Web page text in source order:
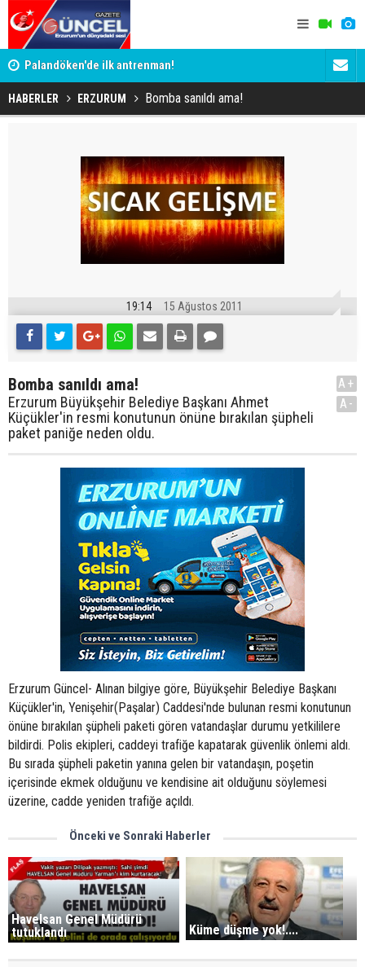
Palandöken'de ilk antrenman! Kaptan
HABERLER ERZURUM Bomba sanıldı ama!
19:14 15 Ağustos 2011
Bomba sanıldı ama!
Erzurum Büyükşehir Belediye Başkanı Ahmet
Küçükler'in resmi konutunun önüne bırakılan şüpheli
paket paniğe neden oldu.
A+
A-
Erzurum Güncel- Alınan bilgiye göre, Büyükşehir Belediye Başkanı
Küçükler'in, Yenişehir(Paşalar) Caddesi'nde bulunan resmi konutunun
önüne bırakılan şüpheli paketi gören vatandaşlar durumu yetkililere
bildirdi. Polis ekipleri, caddeyi trafiğe kapatarak güvenlik önlemi aldı.
Bu sırada şüpheli paketin yanına gelen bir vatandaşın, poşetin
içerisinde ekmek olduğunu ve kendisine ait olduğunu söylemesi
üzerine, cadde yeniden trafiğe açıldı.
Önceki ve Sonraki Haberler
Havelsan Genel Müdürü
tutuklandı
Küme düşme yok!....